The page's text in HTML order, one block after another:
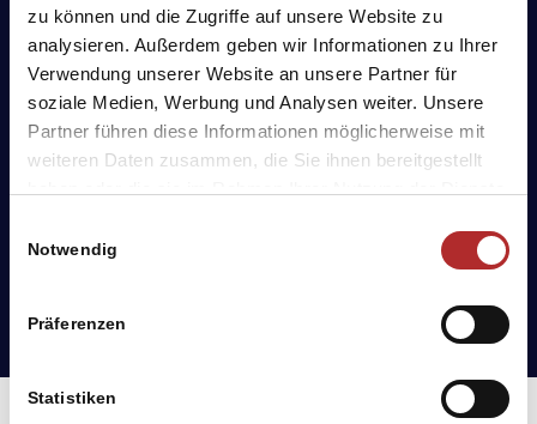
zu können und die Zugriffe auf unsere Website zu
analysieren. Außerdem geben wir Informationen zu Ihrer
Verwendung unserer Website an unsere Partner für
soziale Medien, Werbung und Analysen weiter. Unsere
Partner führen diese Informationen möglicherweise mit
weiteren Daten zusammen, die Sie ihnen bereitgestellt
Cookies, wenn Sie unsere Webseite weiterhin nutzen.
Notwendig
Präferenzen
Statistiken